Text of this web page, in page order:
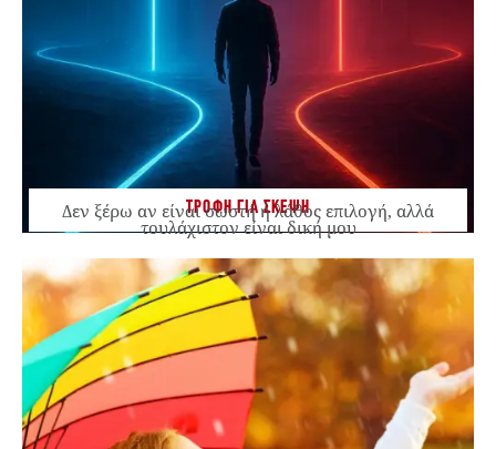
ΤΡΟΦΗ ΓΙΑ ΣΚΕΨΗ
Δεν ξέρω αν είναι σωστή ή λάθος επιλογή, αλλά
τουλάχιστον είναι δική μου